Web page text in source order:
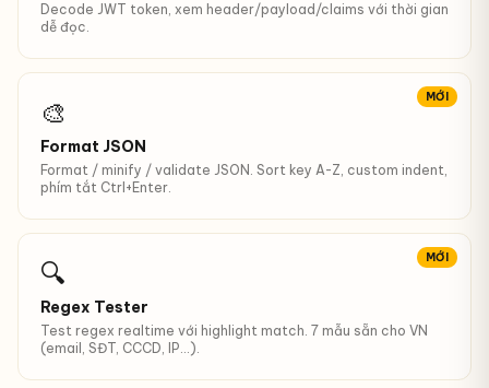
Decode JWT token, xem header/payload/claims với thời gian
dễ đọc.
MỚI
🎨
Format JSON
Format / minify / validate JSON. Sort key A-Z, custom indent,
phím tắt Ctrl+Enter.
MỚI
🔍
Regex Tester
Test regex realtime với highlight match. 7 mẫu sẵn cho VN
(email, SĐT, CCCD, IP...).